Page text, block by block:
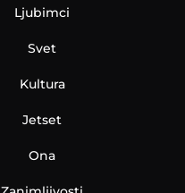
Ljubimci
Svet
Kultura
Jetset
Ona